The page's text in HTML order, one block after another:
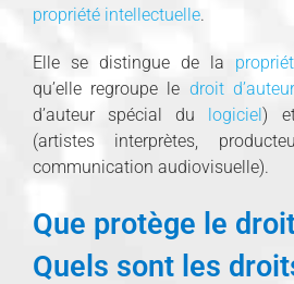
propriété intellectuelle.
Elle se distingue de la
qu’elle regroupe le droit
d’auteur spécial du logiciel)
(artistes interprètes,
communication audiovisuelle).
Que protège le
Quels sont les